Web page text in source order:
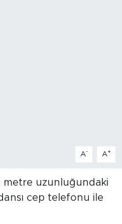
A- A+
metre uzunluğundaki
cep telefonu ile